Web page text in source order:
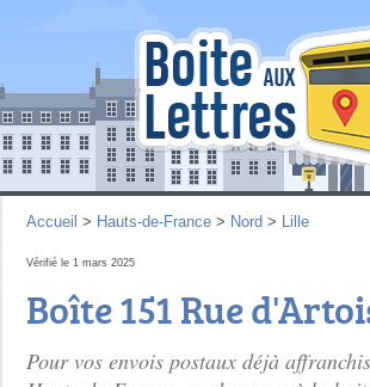
Accueil > Hauts-de-France > Nord > Lille
Vérifié le 1 mars 2025
Boîte 151 Rue
Pour vos envois postaux déjà